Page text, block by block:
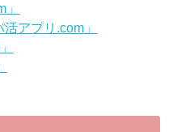
アプリ.com」